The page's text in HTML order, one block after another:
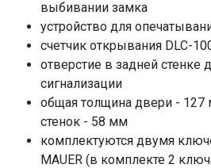
выбивании замка
устройство для
счетчик открывания DLC-
отверстие в задней стенке
сигнализации
общая толщина двери -
стенок - 58 мм
комплектуются двумя
MAUER (в комплекте 2